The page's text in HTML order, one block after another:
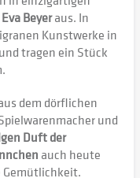
Eva Beyeraus. In
Kunstwerke in
tragen ein Stück
dem dörflichen
und
Duft der
auch heute
Gemütlichkeit.